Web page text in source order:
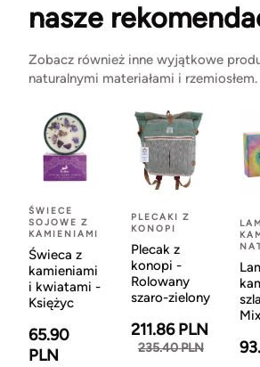
nasze
Zobacz również inne wyjątkowe
naturalnymi materiałami i rzemiosłem.
ŚWIECE
SOJOWE Z
KAMIENIAMI
Świeca z
kamieniami
i kwiatami -
Księżyc
65.90
PLN
PLECAKI Z
KONOPI
Plecak z
konopi -
Rolowany
szaro-zielony
211.86 PLN
235.40 PLN